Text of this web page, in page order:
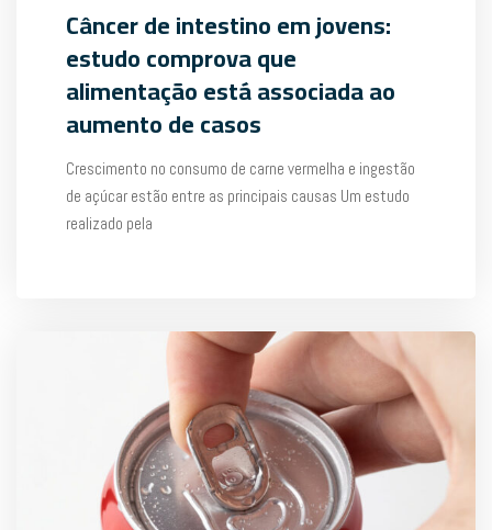
Câncer de intestino em jovens:
estudo comprova que
alimentação está associada ao
aumento de casos
Crescimento no consumo de carne vermelha e ingestão
de açúcar estão entre as principais causas Um estudo
realizado pela